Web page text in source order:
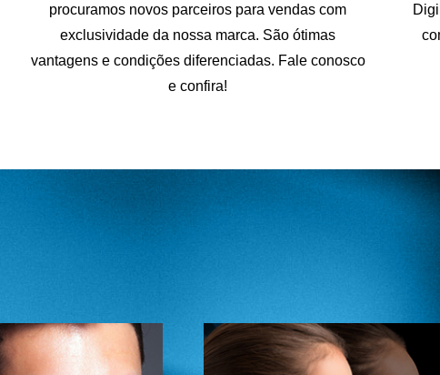
procuramos novos parceiros para vendas com
exclusividade da nossa marca. São ótimas
vantagens e condições diferenciadas. Fale conosco
e confira!